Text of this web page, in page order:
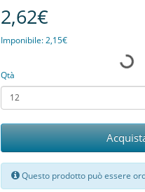
2,62€
Imponibile: 2,15€
Qtà
Questo prodotto può essere